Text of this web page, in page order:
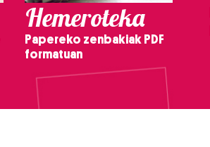
Hemeroteka
Papereko zenbakiak PDF
formatuan